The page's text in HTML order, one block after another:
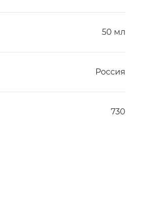
50 мл
Россия
730